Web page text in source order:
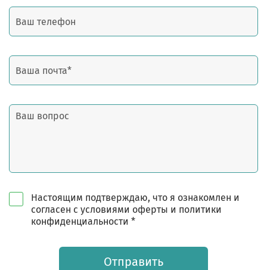
Настоящим подтверждаю, что я ознакомлен и
согласен с условиями оферты и политики
конфиденциальности *
Отправить